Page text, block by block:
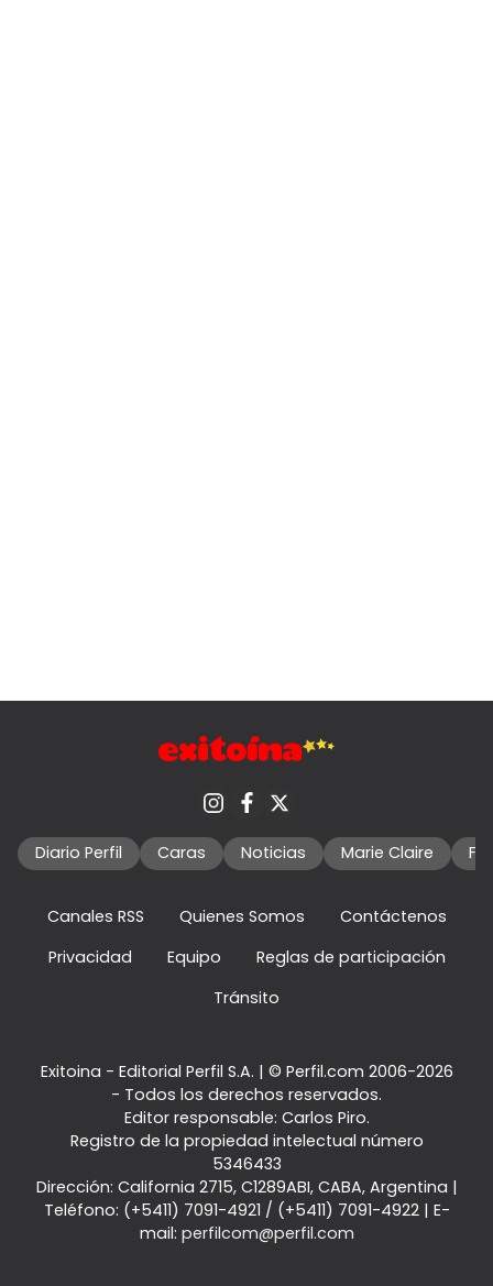
Diario Perfil Caras Noticias Marie Claire
Canales RSS Quienes Somos
Contáctenos
Privacidad
Equipo
Reglas de participación
Tránsito
Exitoina - Editorial Perfil S.A. | © Perfil.com 2006-2026
- Todos los derechos reservados.
Editor responsable: Carlos Piro.
Registro de la propiedad intelectual número
5346433
Dirección: California 2715, C1289ABI, CABA, Argentina |
Teléfono: (+5411) 7091-4921 / (+5411) 7091-4922| E-
mail: perfilcom@perfil.com